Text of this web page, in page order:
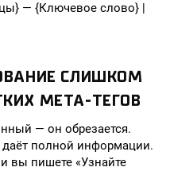
— {Ключевое слово} |
СЛИШКОМ
МЕТА-ТЕГОВ
— он обрезается.
полной информации.
вы пишете «Узнайте